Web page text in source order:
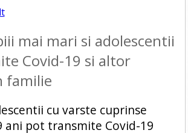
mai mari si adolescentii
Covid-19 si altor
familie
cu varste cuprinse
ani pot transmite Covid-19